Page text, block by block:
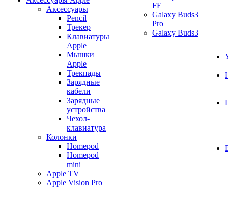
Аксессуары
Pencil
Трекер
Клавиатуры
Apple
Мышки
Apple
Трекпады
Зарядные
кабели
Зарядные
устройства
Чехол-
клавиатура
Колонки
Homepod
Homepod
mini
Apple TV
Apple Vision Pro
FE
Galaxy Buds3
Pro
Galaxy Buds3